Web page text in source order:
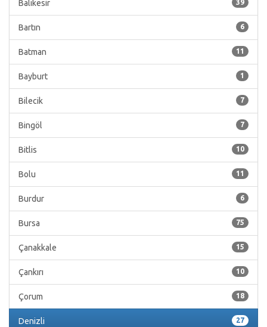
39
Balıkesir
6
Bartın
11
Batman
1
Bayburt
7
Bilecik
7
Bingöl
10
Bitlis
11
Bolu
6
Burdur
75
Bursa
15
Çanakkale
10
Çankırı
18
Çorum
27
Denizli